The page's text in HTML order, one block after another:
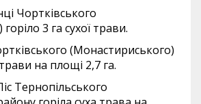
Чортківського
3 га сухої трави.
(Монастириського)
на площі 2,7 га.
Тернопільського